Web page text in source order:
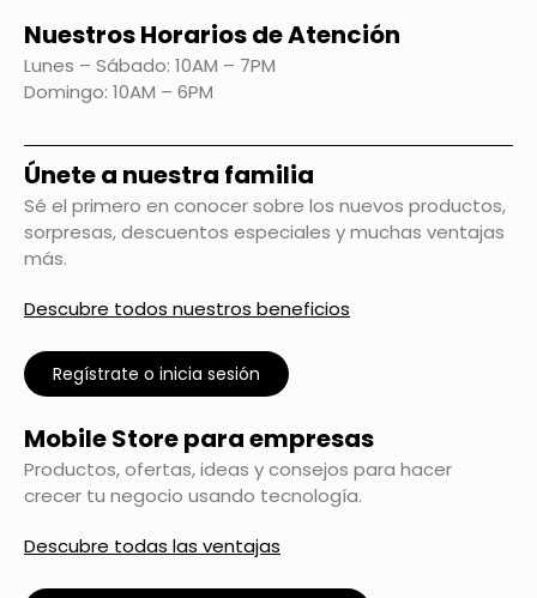
Nuestros Horarios de Atención
Lunes – Sábado: 10AM – 7PM
Domingo: 10AM – 6PM
Únete a nuestra familia
Sé el primero en conocer sobre los nuevos productos,
sorpresas, descuentos especiales y muchas ventajas
más.
Descubre todos nuestros beneficios
Regístrate o inicia sesión
Mobile Store para empresas
Productos, ofertas, ideas y consejos para hacer
crecer tu negocio usando tecnología.
Descubre todas las ventajas